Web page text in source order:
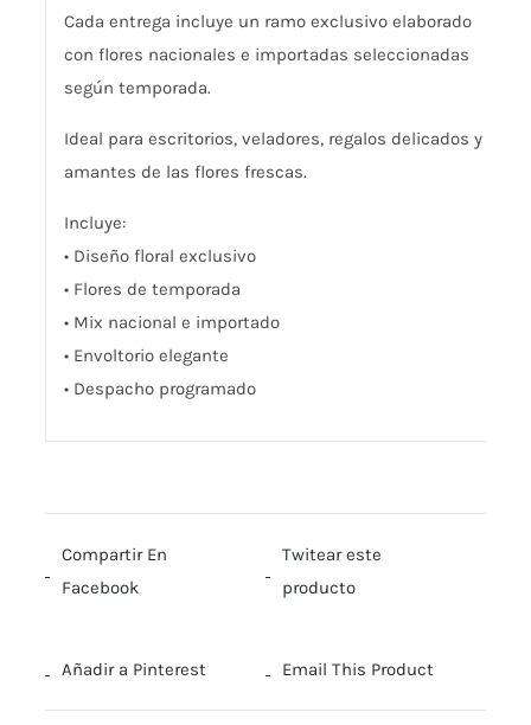
Cada entrega incluye un ramo exclusivo elaborado
con flores nacionales e importadas seleccionadas
según temporada.
Ideal para escritorios, veladores, regalos delicados y
amantes de las flores frescas.
Incluye:
• Diseño floral exclusivo
• Flores de temporada
• Mix nacional e importado
• Envoltorio elegante
• Despacho programado
Compartir En
Facebook
Twitear este
producto
Añadir a Pinterest Email This Product